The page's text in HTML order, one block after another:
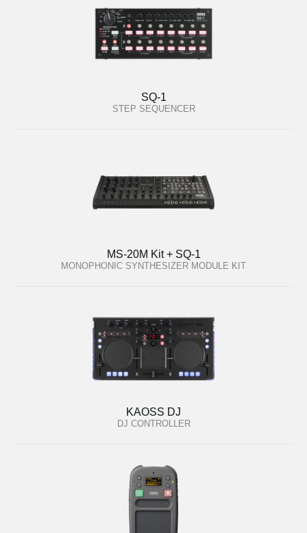
SQ-1
STEP SEQUENCER
MS-20M Kit + SQ-1
MONOPHONIC SYNTHESIZER MODULE KIT
KAOSS DJ
DJ CONTROLLER